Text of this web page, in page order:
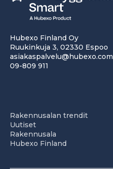
Hubexo Finland Oy
Ruukinkuja 3, 02330 Espoo
asiakaspalvelu@hubexo.com
09-809 911
Rakennusalan trendit
Uutiset
Rakennusala
Hubexo Finland